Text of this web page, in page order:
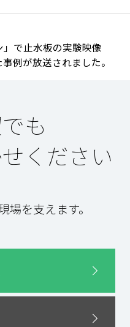
で止水板の実験映像
例が放送されました。
も
ください
を支えます。